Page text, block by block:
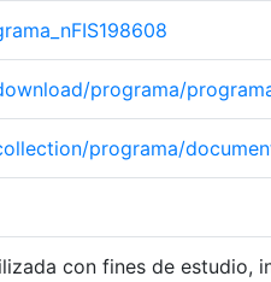
programa/
programa/
con fines de estudio,